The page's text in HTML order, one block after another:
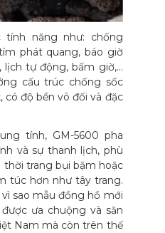
tính năng như: chống
phát quang, báo giờ
lịch tự động, bấm giờ,…
cấu trúc chống sốc
có độ bền vô đối và đặc
tính, GM-5600 pha
và sự thanh lịch, phù
thời trang bụi bặm hoặc
túc hơn như tây trang.
sao mẫu đồng hồ mới
ưa chuộng và săn
Nam mà còn trên thế